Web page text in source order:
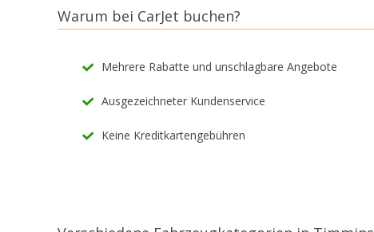
Warum bei CarJet buchen?
Mehrere Rabatte und unschlagbare Angebote
Ausgezeichneter Kundenservice
Keine Kreditkartengebühren